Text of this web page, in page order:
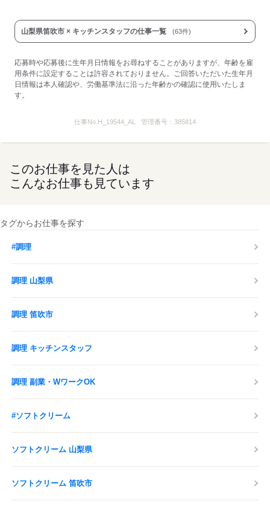
1ヶ月を目途に、職場に溶け込めたか、
仕事に慣れたかどうかを確認します。
◆食事補助あり
…マクドナルドのメニューが
全て30％OFF！セットも単品も！
お給料日前にもらえちゃいます！
◆クルーだけの割引制度あり
…本・CDも割引で購入できる特典等
・マスクの従業員配布
・アルコール消毒液の設置 など
皆様の安全を最優先し、
応募する
山梨県笛吹市 × キッチンスタッフの仕事一覧 (63件)
応募時や応募後に生年月日情報をお尋ねすることがありますが、年齢を雇
用条件に設定することは許容されておりません。ご回答いただいた生年月
日情報は本人確認や、労働基準法に沿った年齢かの確認に使用いたしま
す。
仕事No. H_19544_AL 管理番号：385814
このお仕事を見た人は
こんなお仕事も見ています
タグからお仕事を探す
#調理
調理 山梨県
調理 笛吹市
調理 キッチンスタッフ
調理 副業・WワークOK
#ソフトクリーム
ソフトクリーム 山梨県
ソフトクリーム 笛吹市